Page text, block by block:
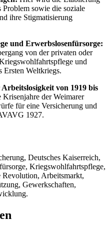
sowie die soziale
ihre Stigmatisierung
und Erwerbslosenfürsorge:
von der privaten oder
und
Ersten Weltkriegs.
von 1919 bis
der Weimarer
für eine Versicherung und
1927.
Deutsches Kaiserreich,
Kriegswohlfahrtspflege,
Arbeitsmarkt,
Gewerkschaften,